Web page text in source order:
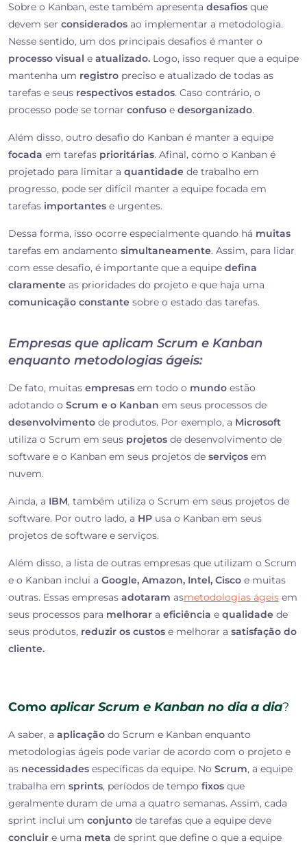
Sobre o Kanban, este também apresenta desafios que
devem ser considerados ao implementar a metodologia.
Nesse sentido, um dos principais desafios é manter o
processo visual e atualizado. Logo, isso requer que a equipe
mantenha um registro preciso e atualizado de todas as
tarefas e seus respectivos estados. Caso contrário, o
processo pode se tornar confuso e desorganizado.
Além disso, outro desafio do Kanban é manter a equipe
focada em tarefas prioritárias. Afinal, como o Kanban é
projetado para limitar a quantidade de trabalho em
progresso, pode ser difícil manter a equipe focada em
tarefas importantes e urgentes.
Dessa forma, isso ocorre especialmente quando há muitas
tarefas em andamento simultaneamente. Assim, para lidar
com esse desafio, é importante que a equipe defina
claramente as prioridades do projeto e que haja uma
comunicação constante sobre o estado das tarefas.
Empresas que aplicam Scrum e Kanban
enquanto metodologias ágeis:
De fato, muitas empresas em todo o mundo estão
adotando o Scrum e o Kanban em seus processos de
desenvolvimento de produtos. Por exemplo, a Microsoft
utiliza o Scrum em seus projetos de desenvolvimento de
software e o Kanban em seus projetos de serviços em
nuvem.
Ainda, a IBM, também utiliza o Scrum em seus projetos de
software. Por outro lado, a HP usa o Kanban em seus
projetos de software e serviços.
Além disso, a lista de outras empresas que utilizam o Scrum
e o Kanban inclui a Google, Amazon, Intel, Cisco e muitas
outras. Essas empresas adotaram asmetodologias ágeis em
seus processos para melhorar a eficiência e qualidade de
seus produtos, reduzir os custos e melhorar a satisfação do
cliente.
Como aplicar Scrum e Kanban no dia a dia?
A saber, a aplicação do Scrum e Kanban enquanto
metodologias ágeis pode variar de acordo com o projeto e
as necessidades específicas da equipe. No Scrum, a equipe
trabalha em sprints, períodos de tempo fixos que
geralmente duram de uma a quatro semanas. Assim, cada
sprint inclui um conjunto de tarefas que a equipe deve
concluir e uma meta de sprint que define o que a equipe